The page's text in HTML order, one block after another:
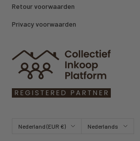
Retour voorwaarden
Privacy voorwaarden
Land/regio Nederland (EUR €) TaalNederlands